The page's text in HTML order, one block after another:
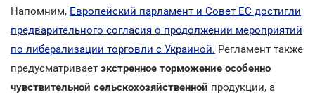
Напомним, Европейский парламент и Совет ЕС достигли
предварительного согласия о продолжении мероприятий
по либерализации торговли с Украиной. Регламент также
предусматривает экстренное торможение особенно
чувствительной сельскохозяйственной продукции, а